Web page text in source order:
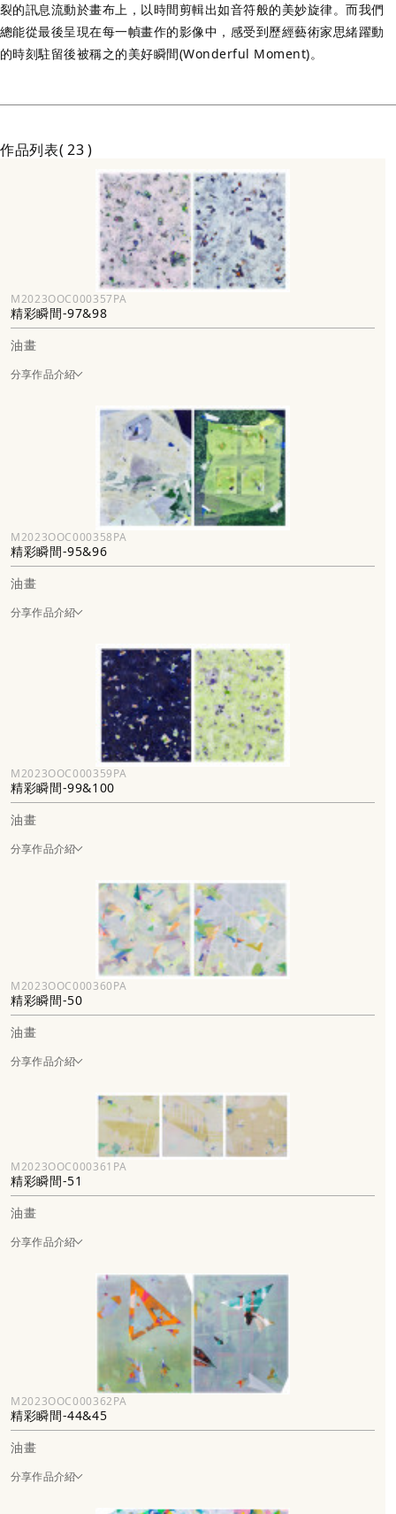
裂的訊息流動於畫布上，以時間剪輯出如音符般的美妙旋律。而我們
總能從最後呈現在每一幀畫作的影像中，感受到歷經藝術家思緒躍動
的時刻駐留後被稱之的美好瞬間(Wonderful Moment)。
作品列表 23
M2023OOC000357PA
精彩瞬間-97&98
油畫
分享作品介紹
M2023OOC000358PA
精彩瞬間-95&96
油畫
分享作品介紹
M2023OOC000359PA
精彩瞬間-99&100
油畫
分享作品介紹
M2023OOC000360PA
精彩瞬間-50
油畫
分享作品介紹
M2023OOC000361PA
精彩瞬間-51
油畫
分享作品介紹
M2023OOC000362PA
精彩瞬間-44&45
油畫
分享作品介紹